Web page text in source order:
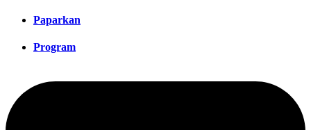
Paparkan
Program